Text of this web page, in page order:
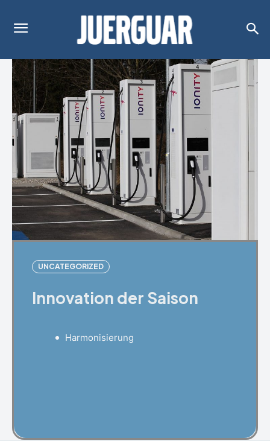
UNCATEGORIZED
Innovation der Saison
Harmonisierung